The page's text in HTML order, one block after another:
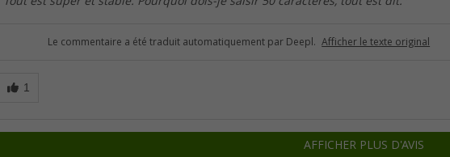
Le commentaire a été traduit automatiquement par Deepl. Afficher le texte original
AFFICHER PLUS D'AVIS